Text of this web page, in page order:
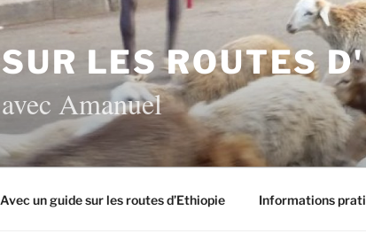
SUR LES ROUTES
avec Amanuel
Avec un guide sur les routes d’Ethiopie Informations